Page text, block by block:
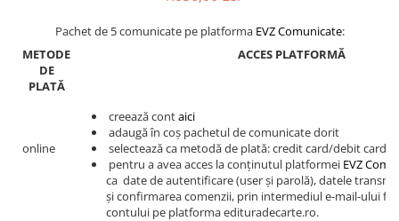
Medicină
Poezie
Politică/Geopolitică
Psihologie
Spiritualitate/Ezoterism
Pachet de 5 comunicate pe platforma EVZ Comunicate:
METODE
DE
PLATĂ
ACCES PLATFORMĂ
online
creează contaici
adaugă în coș pachetul de comunicate dorit
selectează ca metodă de plată: credit card/debit card
pentru a avea acces la conținutul platformei EVZ
ca date de autentificare (user și parolă), datele
și confirmarea comenzii, prin intermediul e-mail-ului
contului pe platforma edituradecarte.ro.